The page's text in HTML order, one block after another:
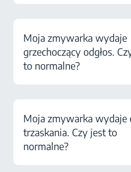
Moja zmywarka wydaje
grzechoczący odgłos.
to normalne?
Moja zmywarka wydaje
trzaskania. Czy jest to
normalne?